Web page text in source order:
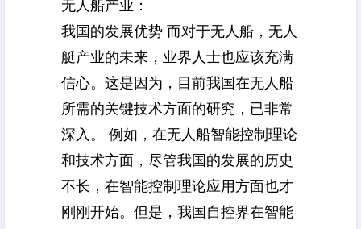
无人船产业：
我国的发展优势 而对于无人船， 无人
艇产业的未来，业界人士也应该充满
信心。这是因为，目前我国在无人船
所需的关键技术方面的研究，已非常
深入。 例如，在无人船智能控制理论
和技术方面，尽管我国的发展的历史
不长，在智能控制理论应用方面也才
刚刚开始。但是，我国自控界在智能